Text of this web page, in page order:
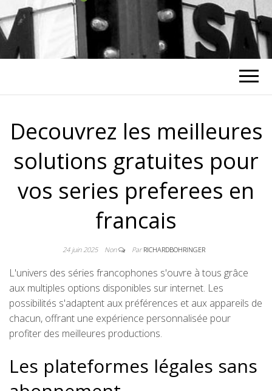
RICHARD
BOHRINGER
Decouvrez les meilleures
solutions gratuites pour
vos series preferees en
francais
24 juin 2025 Non ParRICHARDBOHRINGER
L'univers des séries francophones s'ouvre à tous grâce
aux multiples options disponibles sur internet. Les
possibilités s'adaptent aux préférences et aux appareils de
chacun, offrant une expérience personnalisée pour
profiter des meilleures productions.
Les plateformes légales sans